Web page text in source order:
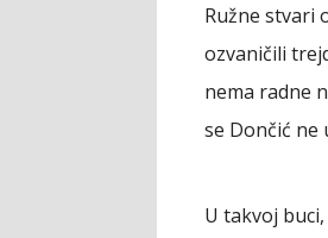
Ružne stvari
ozvaničili
nema radne
se Dončić ne
U takvoj